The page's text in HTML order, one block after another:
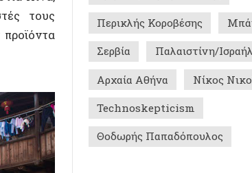
ΠΟΛΙΤΕΣ ΜΕ ΜΝΗΜΗ - ΙΣΤΟΡΙΚΑ
0